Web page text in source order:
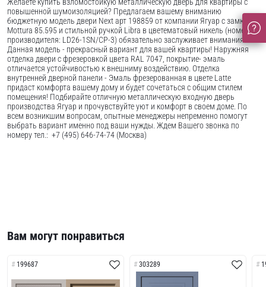
повышенной шумоизоляцией? Предлагаем вашему вниманию
бюджетную модель двери Next арт 198859 от компании Ягуар с замком
Mottura 85.595 и стильной ручкой Libra в цветематовый никель (номер
производителя: LD26-1SN/CP-3) обязательно заслуживает внимания!
Данная модель - прекрасный вариант для вашей квартиры! Наружняя
отделка двери с фрезеровкой цвета RAL 7047, покрытие- эмаль
отличается устойчивостью к внешниму воздействию. Отделка
внутренней дверной панели - Эмаль фрезерованная в цвете Latte
придаст комфорта вашему дому и будет сочетаться с общим стилем
помещения! Подбирайте отличную металлическую входную дверь
производства Ягуар и прочувствуйте уют и комфорт в своем доме. По
всем возникшим вопросам, опытные менеджеры непременно помогут
выбрать вариант именно под ваши нужды. Ждем Вашего звонка по
номеру тел.: +7 (495) 646-74-74 (Москва)
Вам могут понравиться
199687 303289